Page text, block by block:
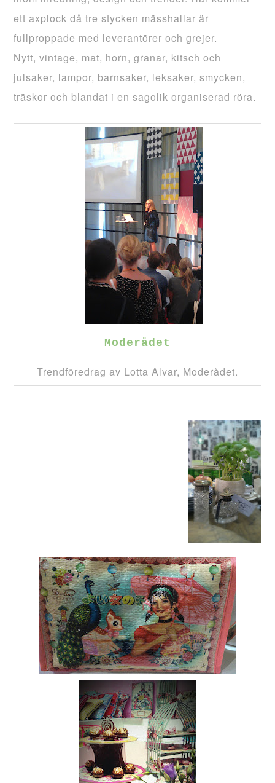
ett axplock då tre stycken mässhallar är
fullproppade med leverantörer och grejer.
Nytt, vintage, mat, horn, granar, kitsch och
julsaker, lampor, barnsaker, leksaker, smycken,
träskor och blandat i en sagolik organiserad röra.
Moderådet
Trendföredrag av Lotta Alvar, Moderådet.